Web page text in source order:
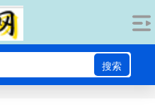
搜索